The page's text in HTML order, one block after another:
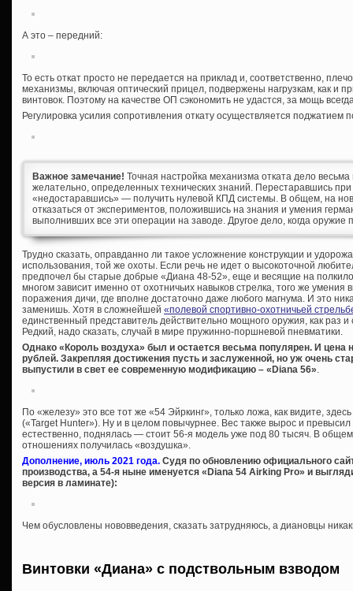
А это – передний:
То есть откат просто не передается на приклад и, соответственно,
механизмы, включая оптический прицел, подвержены нагрузкам, как и
винтовок. Поэтому на качестве ОП сэкономить не удастся, за мощь
Регулировка усилия сопротивления откату осуществляется
Важное замечание! Точная настройка механизма отката дело
желательно, определенных технических знаний. Перестаравшись
«недостаравшись» — получить нулевой КПД системы. В общем, на
отказаться от экспериментов, положившись на знания и умения
выполнивших все эти операции на заводе. Другое дело, когда оружие
Трудно сказать, оправданно ли такое усложнение конструкции и
использования, той же охоты. Если речь не идет о высокоточной
предпочел бы старые добрые «Диана 48-52», еще и весящие на
многом зависит именно от охотничьих навыков стрелка, того же умения
поражения дичи, где вполне достаточно даже любого магнума. И это
заменишь. Хотя в сложнейшей «полевой спортивно-охотничьей
единственный представитель действительно мощного оружия, как раз
Редкий, надо сказать, случай в мире пружинно-поршневой пневматики.
Однако «Король воздуха» был и остается весьма популярен. И цена
рублей. Закрепляя достижения пусть и заслуженной, но уж очень
выпустили в свет ее современную модификацию – «Diana 56».
По «железу» это все тот же «54 Эйркинг», только ложа, как видите,
(«Target Hunter»). Ну и в целом повычурнее. Вес также вырос и
естественно, поднялась — стоит 56-я модель уже под 80 тысяч. В
отношениях получилась «воздушка».
Дополнение, июль 2021 года. Судя по обновлению официального
производства, а 54-я ныне именуется «Diana 54 Airking Pro» и
версия в ламинате):
Чем обусловлены нововведения, сказать затрудняюсь, а диановцы
Винтовки «Диана» с подствольным взводом